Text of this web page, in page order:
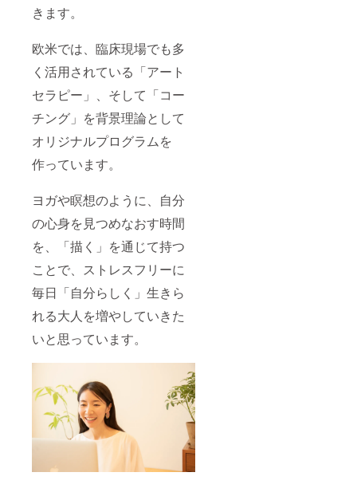
きます。
欧米では、臨床現場でも多
く活用されている「アート
セラピー」、そして「コー
チング」を背景理論として
オリジナルプログラムを
作っています。
ヨガや瞑想のように、自分
の心身を見つめなおす時間
を、「描く」を通じて持つ
ことで、ストレスフリーに
毎日「自分らしく」生きら
れる大人を増やしていきた
いと思っています。